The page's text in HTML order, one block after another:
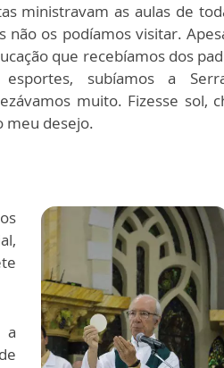
ministravam as aulas de
não os podíamos visitar.
que recebíamos dos
esportes, subíamos a
muito. Fizesse sol,
meu desejo.
a